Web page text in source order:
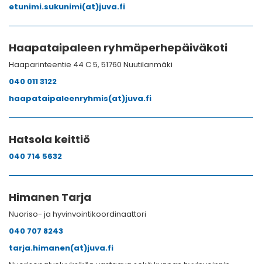
etunimi.sukunimi(at)juva.fi
Haapataipaleen ryhmäperhepäiväkoti
Haaparinteentie 44 C 5, 51760 Nuutilanmäki
040 011 3122
haapataipaleenryhmis(at)juva.fi
Hatsola keittiö
040 714 5632
Himanen Tarja
Nuoriso- ja hyvinvointikoordinaattori
040 707 8243
tarja.himanen(at)juva.fi